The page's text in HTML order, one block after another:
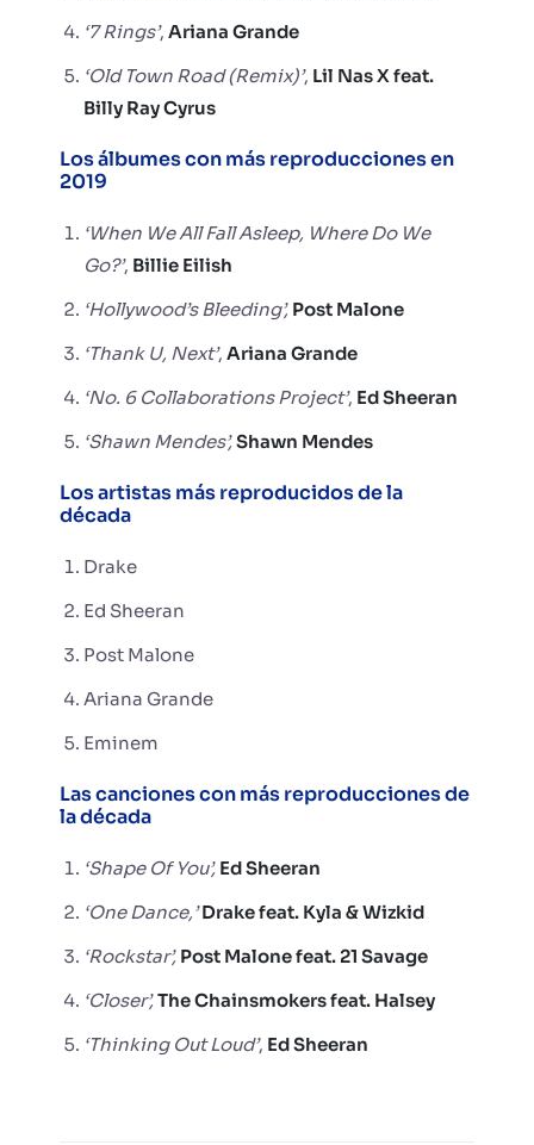
‘7 Rings’, Ariana Grande
‘Old Town Road (Remix)’, Lil Nas X feat.
Billy Ray Cyrus
Los álbumes con más reproducciones en
2019
‘When We All Fall Asleep, Where Do We
Go?’, Billie Eilish
‘Hollywood’s Bleeding’, Post Malone
‘Thank U, Next’, Ariana Grande
‘No. 6 Collaborations Project’, Ed Sheeran
‘Shawn Mendes’,Shawn Mendes
Los artistas más reproducidos de la
década
Drake
Ed Sheeran
Post Malone
Ariana Grande
Eminem
Las canciones con más reproducciones de
la década
‘Shape Of You’, Ed Sheeran
‘One Dance,’ Drake feat. Kyla & Wizkid
‘Rockstar’, Post Malone feat. 21 Savage
‘Closer’,The Chainsmokers feat. Halsey
‘Thinking Out Loud’, Ed Sheeran